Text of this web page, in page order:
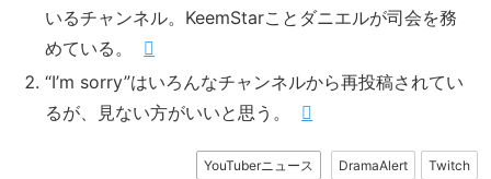
いるチャンネル。KeemStarことダニエルが司会を務
めている。
“I’m sorry”はいろんなチャンネルから再投稿されてい
るが、見ない方がいいと思う。
YouTuberニュース DramaAlert Twitch